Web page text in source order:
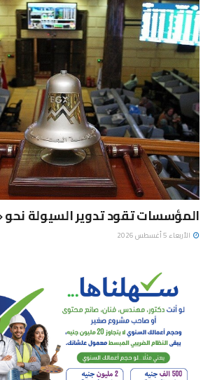
المؤسسات تقود تدوير السيولة نحو
الأربعاء 5 أغسطس 2026